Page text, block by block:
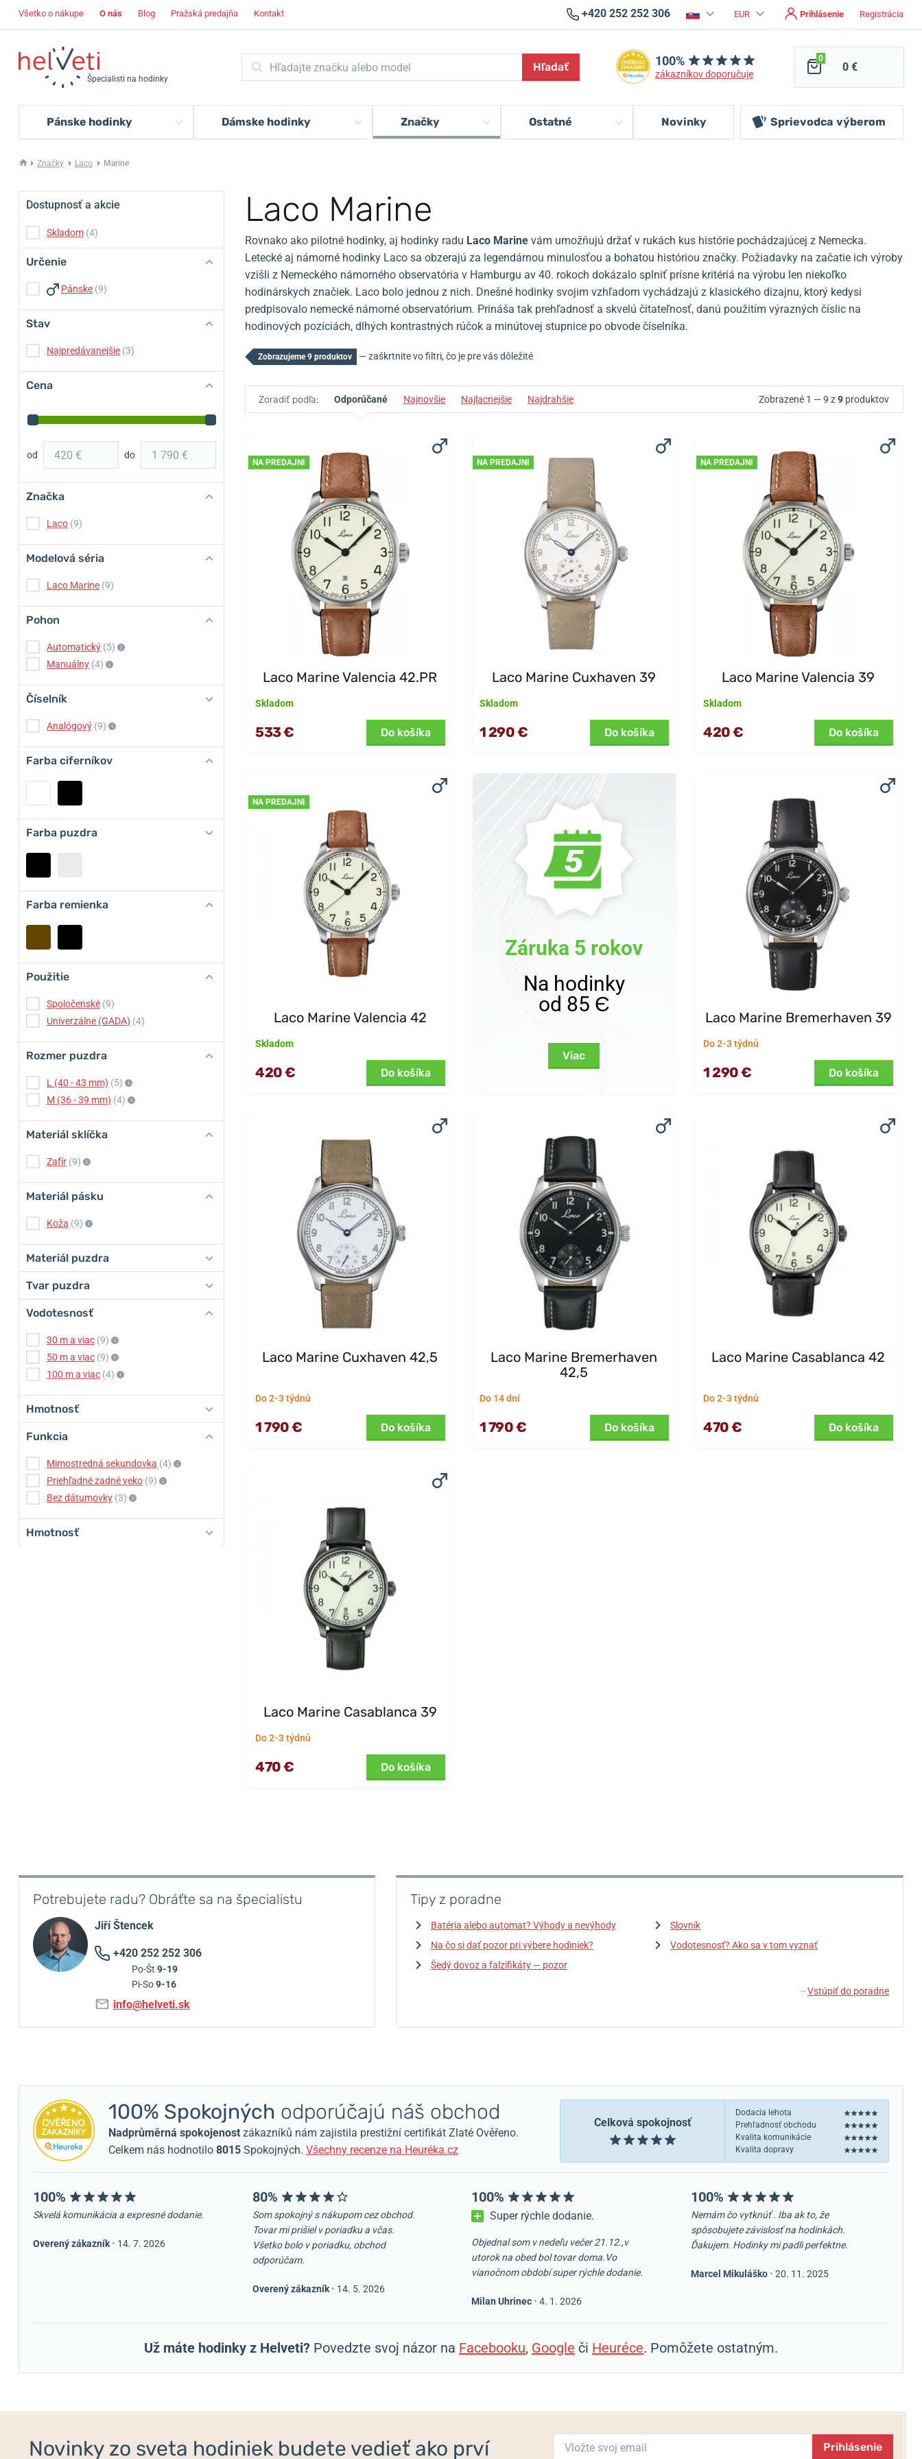
Všetko o nákupe O nás Blog Pražská predajňa Kontakt +420 252 252 306 EUR Prihlásenie Registrácia
Špecialisti na hodinky
Hľadať 100%
zákazníkov doporučuje
0
0 €
Pánske hodinky Dámske hodinky Značky Ostatné Novinky Sprievodca výberom
Značky Laco Marine
Laco Marine
Rovnako ako pilotné hodinky, aj hodinky radu Laco Marine vám umožňujú držať v rukách kus histórie pochádzajúcej z Nemecka.
Letecké aj námorné hodinky Laco sa obzerajú za legendárnou minulosťou a bohatou históriou značky. Požiadavky na začatie ich výroby
vzišli z Nemeckého námorného observatória v Hamburgu av 40. rokoch dokázalo splniť prísne kritériá na výrobu len niekoľko
hodinárskych značiek. Laco bolo jednou z nich. Dnešné hodinky svojim vzhľadom vychádzajú z klasického dizajnu, ktorý kedysi
predpisovalo nemecké námorné observatórium. Prináša tak prehľadnosť a skvelú čitateľnosť, danú použitím výrazných číslic na
hodinových pozíciách, dlhých kontrastných rúčok a minútovej stupnice po obvode číselníka.
Dostupnosť a akcie
Skladom (4)
Určenie
Pánske (9)
Stav
Najpredávanejšie (3)
Cena
od do
Značka
Laco (9)
Modelová séria
Laco Marine (9)
Pohon
Automatický (5)
Manuálny (4)
Číselník
Analógový (9)
Farba ciferníkov
Farba puzdra
Farba remienka
Použitie
Spoločenské (9)
Univerzálne (GADA) (4)
Rozmer puzdra
L (40 - 43 mm) (5)
M (36 - 39 mm) (4)
Materiál sklíčka
Zafír (9)
Materiál pásku
Koža (9)
Materiál puzdra
Tvar puzdra
Vodotesnosť
30 m a viac (9)
50 m a viac (9)
100 m a viac (4)
Hmotnosť
Funkcia
Mimostredná sekundovka (4)
Priehľadné zadné veko (9)
Bez dátumovky (3)
Hmotnosť
Zobrazujeme 9 produktov — zaškrtnite vo filtri, čo je pre vás dôležité
Zoradiť podľa: Odporúčané Najnovšie Najlacnejšie Najdrahšie Zobrazené 1 — 9 z9 produktov
NA PREDAJNI
Laco Marine Valencia 42.PR
Skladom
533 € Do košíka
NA PREDAJNI
Laco Marine Cuxhaven 39
Skladom
1 290 € Do košíka
NA PREDAJNI
Laco Marine Valencia 39
Skladom
420 € Do košíka
NA PREDAJNI
Laco Marine Valencia 42
Skladom
420 € Do košíka
Záruka 5 rokov
Na hodinky
od 85 Є
Viac
Laco Marine Bremerhaven 39
Do 2-3 týdnů
1 290 € Do košíka
Laco Marine Cuxhaven 42,5
Do 2-3 týdnů
1 790 € Do košíka
Laco Marine Bremerhaven
42,5
Do 14 dní
1 790 € Do košíka
Laco Marine Casablanca 42
Do 2-3 týdnů
470 € Do košíka
Laco Marine Casablanca 39
Do 2-3 týdnů
470 € Do košíka
Potrebujete radu? Obráťte sa na špecialistu
Jiří Štencek
+420 252 252 306
Po-Št 9-19
Pi-So9-16
info@helveti.sk
Tipy z poradne
Batéria alebo automat? Výhody a nevýhody
Slovník
Na čo si dať pozor pri výbere hodiniek?
Vodotesnosť? Ako sa v tom vyznať
Šedý dovoz a falzifikáty — pozor
↓ Vstúpiť do poradne
Celková spokojnosť
Dodacia lehota
Prehľadnosť obchodu
Kvalita komunikácie
Kvalita dopravy
100% Spokojných odporúčajú náš obchod
Nadprůměrná spokojenost zákazníků nám zajistila prestižní certifikát Zlaté Ověřeno.
Celkem nás hodnotilo 8015 Spokojných. Všechny recenze na Heuréka.cz
100%
Skvelá komunikácia a expresné dodanie.
Overený zákazník • 14. 7. 2026
80%
Som spokojný s nákupom cez obchod.
Tovar mi prišiel v poriadku a včas.
Všetko bolo v poriadku, obchod
odporúčam.
Overený zákazník • 14. 5. 2026
100%
Super rýchle dodanie.
Objednal som v nedeľu večer 21.12.,v
utorok na obed bol tovar doma.Vo
vianočnom období super rýchle dodanie.
Milan Uhrinec • 4. 1. 2026
100%
Nemám čo vytknúť . Iba ak to, že
spôsobujete závislosť na hodinkách.
Ďakujem. Hodinky mi padli perfektne.
Marcel Mikuláško • 20. 11. 2025
Už máte hodinky z Helveti? Povedzte svoj názor na Facebooku, Google či Heuréce. Pomôžete ostatným.
Novinky zo sveta hodiniek budete vedieť ako prví Prihlásenie